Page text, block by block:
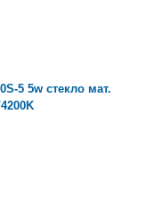
5 5w стекло мат.